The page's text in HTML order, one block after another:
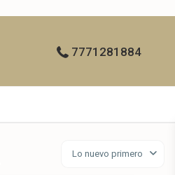
7771281884
Lo nuevo primero